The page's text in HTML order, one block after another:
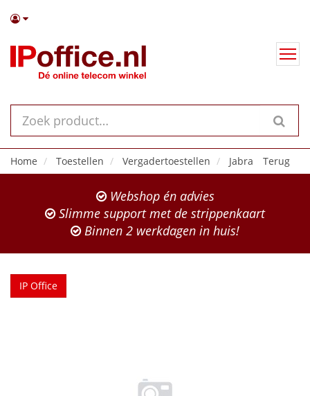
Terug
Home Toestellen Vergadertoestellen Jabra
Webshop én advies
Slimme support met de strippenkaart
Binnen 2 werkdagen in huis!
IP Office